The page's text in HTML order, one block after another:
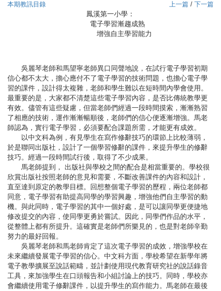
本期教訊目錄 上一篇 / 下一篇
鳳溪第一小學：
電子學習漸趨成熟
增強自主學習能力
吳麗琴老師和馬望寧老師異口同聲地說，在試行電子學習初期
信心都不太大，擔心應付不了電子學習的技術問題，也擔心電子學
習的課件，設計得太複雜，老師和學生難以在短時間內學會使用。
最重要的是，大家都不清楚這些電子學習內容，是否比傳統教學更
有效。儘管有這些疑慮，但當老師們經過一段時間摸索，漸漸熟習
了相應的技術，運作漸漸暢順後，老師們的信心便逐漸增強。馬老
師認為，實行電子學習，必須要配合課題所需，才能更有成效。
以中文科為例，有見學生在寫作修辭技巧的環節上比較薄弱，
於是聯同出版社，設計了一個學習修辭的課件，來提升學生的修辭
技巧。經過一段時間試行後，取得了不少成果。
馬老師提到， 出版社與學校之間的配合是相當重要的。學校很
欣賞出版社按照老師的意見和需要，不斷改善課件的內容和設計，
直至達到原定的教學目標。回想整個電子學習的歷程，兩位老師都
同意，電子學習有助提高同學的學習興趣，增強他們自主學習的動
機。與此同時，電子學習的其中一個好處，是可以讓同學更便捷地
修改提交的內容，使同學更勇於嘗試。因此，同學們作品的水平，
從整體上都有所提升。這確實是老師們所樂見的，也是對老師辛勤
努力的最好回報。
吳麗琴老師和馬老師肯定了這次電子學習的成效，增強學校在
未來繼續發展電子學習的信心。中文科方面，學校希望在新學年將
電子教學擴展至說話範疇，並計劃使用現代教育研究社的說話錄音
工具，來加強學生在口頭報告和小組討論上的技巧。同時，學校亦
會繼續使用電子修辭課件，以提升學生的寫作能力。馬老師在最後